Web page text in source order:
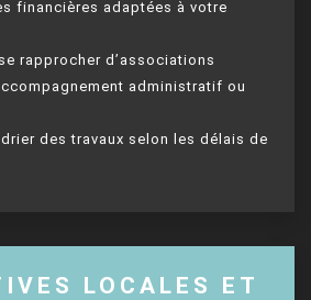
financières adaptées à votre
rapprocher d’associations
administratif ou
des travaux selon les délais de
LOCALES ET